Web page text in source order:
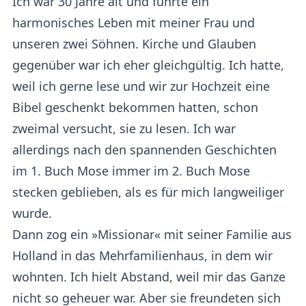
harmonisches Leben mit meiner Frau und
unseren zwei Söhnen. Kirche und Glauben
gegenüber war ich eher gleichgültig. Ich hatte,
weil ich gerne lese und wir zur Hochzeit eine
Bibel geschenkt bekommen hatten, schon
zweimal versucht, sie zu lesen. Ich war
allerdings nach den spannenden Geschichten
im 1. Buch Mose immer im 2. Buch Mose
stecken geblieben, als es für mich langweiliger
wurde.
Dann zog ein »Missionar« mit seiner Familie aus
Holland in das Mehrfamilienhaus, in dem wir
wohnten. Ich hielt Abstand, weil mir das Ganze
nicht so geheuer war. Aber sie freundeten sich